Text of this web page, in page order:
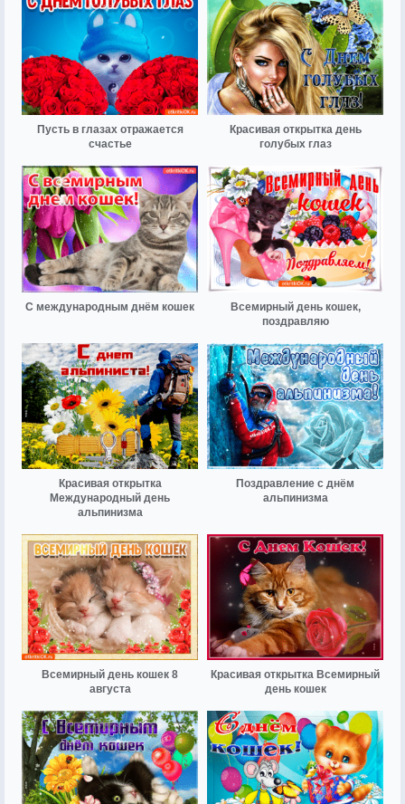
Пусть в глазах отражается
счастье
Красивая открытка день
голубых глаз
С международным днём кошек
Всемирный день кошек,
поздравляю
Красивая открытка
Международный день
альпинизма
Поздравление с днём
альпинизма
Всемирный день кошек 8
августа
Красивая открытка Всемирный
день кошек